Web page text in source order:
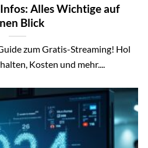
Alles Wichtige auf
Blick
zum Gratis-Streaming! Hol
Kosten und mehr....